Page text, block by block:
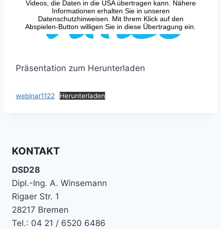
Präsentation zum Herunterladen
webinar1122 Herunterladen
KONTAKT
DSD28
Dipl.-Ing. A. Winsemann
Rigaer Str. 1
28217 Bremen
Tel.: 04 21 / 6520 6486